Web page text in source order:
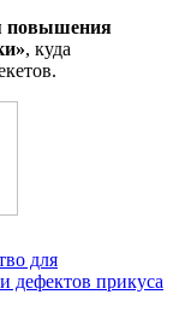
повышения
, куда
для
дефектов прикуса